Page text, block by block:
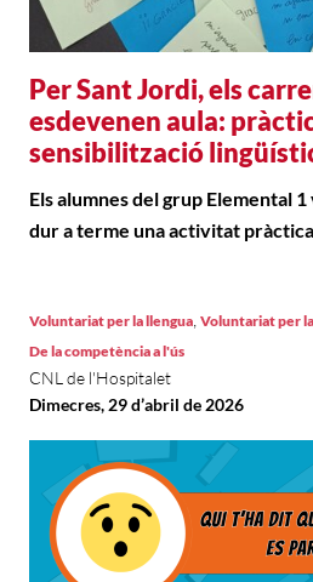
Per Sant Jordi, els
esdevenen aula:
sensibilització
Els alumnes del grup Elemental
dur a terme una activitat pràctica
Voluntariat per la llengua, Voluntariat per
De la competència a l'ús
CNL de l'Hospitalet
Dimecres, 29 d’abril de 2026